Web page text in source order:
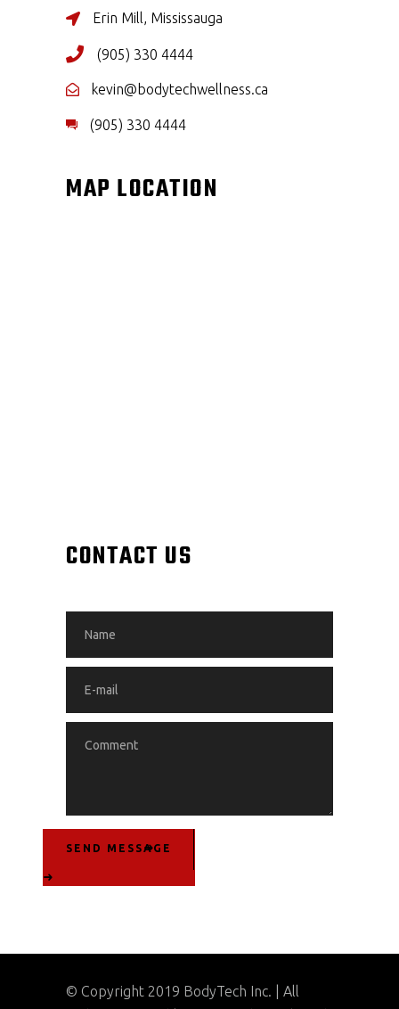
Erin Mill, Mississauga
(905) 330 4444
kevin@bodytechwellness.ca
(905) 330 4444
MAP LOCATION
CONTACT US
SEND MESSAGE
© Copyright 2019 BodyTech Inc. | All